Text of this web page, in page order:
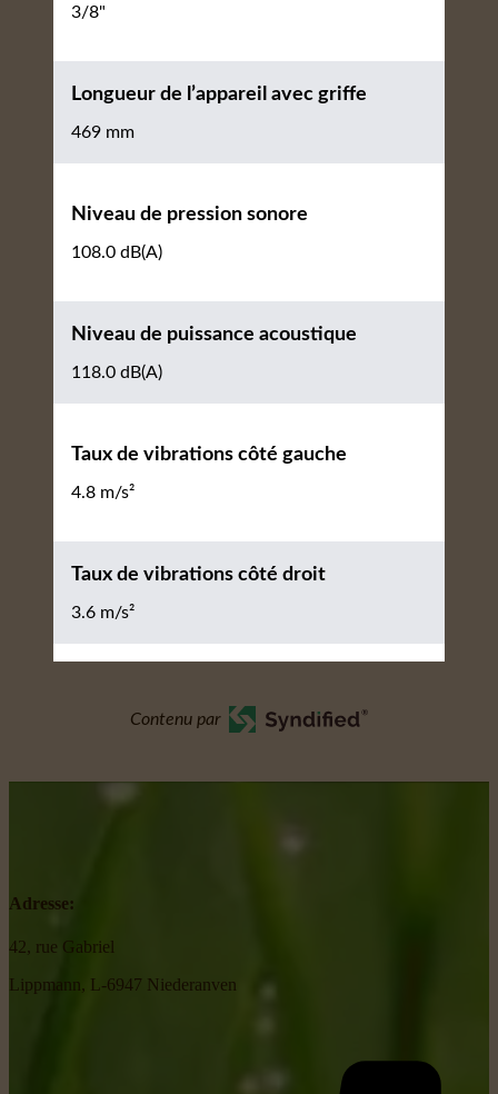
3/8"
Longueur de l’appareil avec griffe
469 mm
Niveau de pression sonore
108.0 dB(A)
Niveau de puissance acoustique
118.0 dB(A)
Taux de vibrations côté gauche
4.8 m/s²
Taux de vibrations côté droit
3.6 m/s²
Contenu par
Adresse:
42, rue Gabriel
Lippmann, L-6947 Niederanven